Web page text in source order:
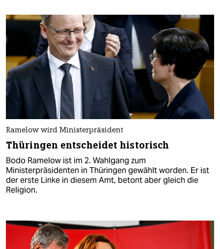
Ramelow wird Ministerpräsident
Thüringen entscheidet historisch
Bodo Ramelow ist im 2. Wahlgang zum
Ministerpräsidenten in Thüringen gewählt worden. Er ist
der erste Linke in diesem Amt, betont aber gleich die
Religion.